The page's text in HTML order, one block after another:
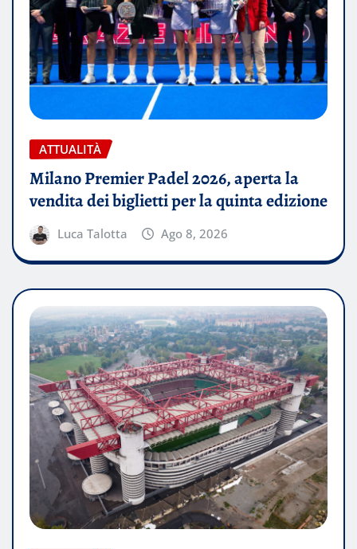
ATTUALITÀ
Milano Premier Padel 2026, aperta la
vendita dei biglietti per la quinta edizione
Luca Talotta Ago 8, 2026